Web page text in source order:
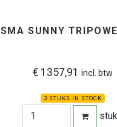
SMA SUNNY
€ 1357,91 incl. btw
3 STUKS IN STOCK